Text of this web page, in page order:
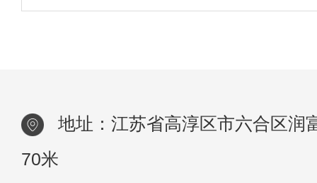
但终究也是有饱经沧桑的那一天。伴随着行
地址：江苏省高淳区市六合区润
70米